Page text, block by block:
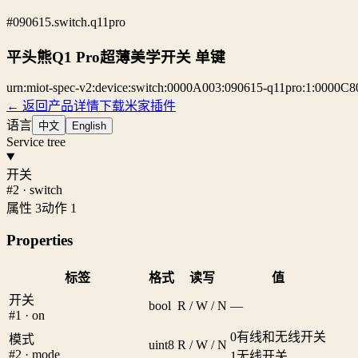
#090615.switch.q11pro
平头熊Q1 Pro超薄美学开关 单键
urn:miot-spec-v2:device:switch:0000A003:090615-
← 返回产品详情下载米家插件
语言 中文 English
Service tree
开关
#2 · switch
属性 3动作 1
Properties
标签 格式 读写
值
开关
#1 · on
bool R / W / N —
模式
#2 · mode
uint8 R / W / N
0有线和无线开关